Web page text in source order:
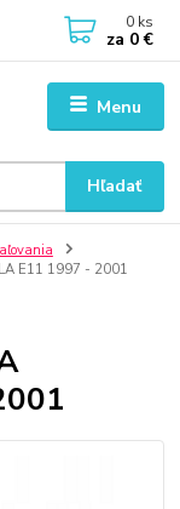
Menu
Hľadať
0 ks
za 0 €
E11 1997 - 2001